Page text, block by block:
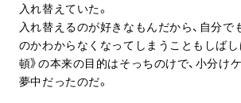
入れ替えていた。
入れ替えるのが好きなもんだから、自分で
のかわからなくなってしまうこともしばし
頓》の本来の目的はそっちのけで、小分け
夢中だったのだ。